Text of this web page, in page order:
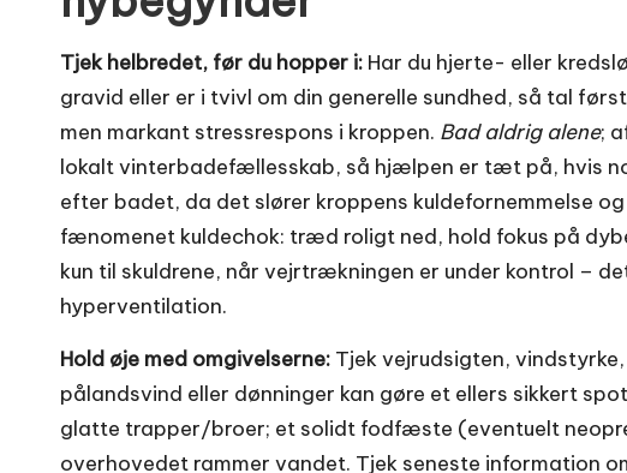
Tjek helbredet, før du hopper i: Har du hjerte- eller
gravid eller er i tvivl om din generelle sundhed, så tal
men markant stressrespons i kroppen. Bad aldrig alene;
lokalt vinterbadefællesskab, så hjælpen er tæt på, hvis
efter badet, da det slører kroppens kuldefornemmelse
fænomenet kuldechok: træd roligt ned, hold fokus på
kun til skuldrene, når vejrtrækningen er under kontrol –
hyperventilation.
Hold øje med omgivelserne: Tjek vejrudsigten,
pålandsvind eller dønninger kan gøre et ellers sikkert
glatte trapper/broer; et solidt fodfæste (eventuelt
overhovedet rammer vandet. Tjek seneste information